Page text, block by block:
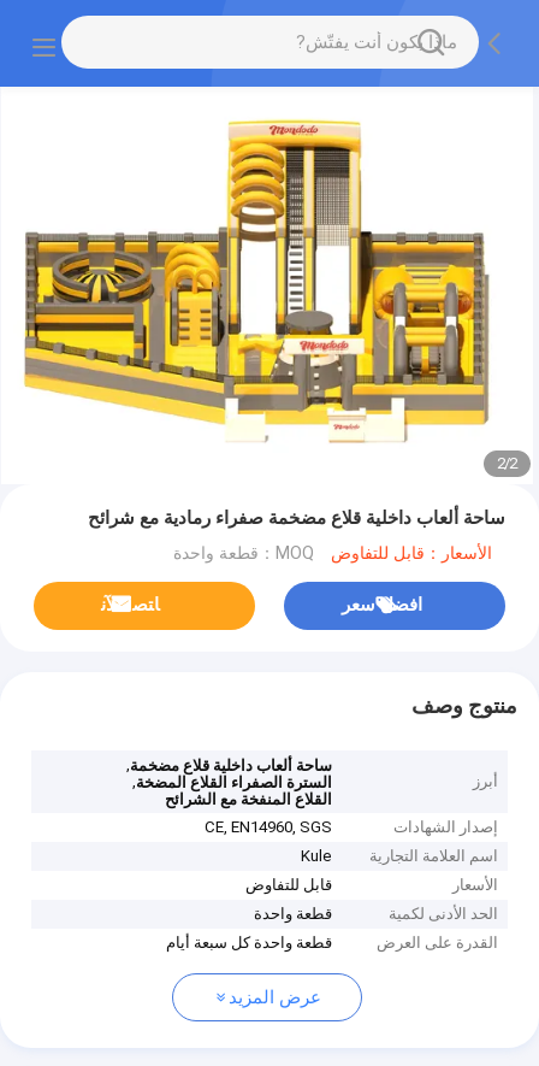
2
/
2
ساحة ألعاب داخلية قلاع مضخمة صفراء رمادية مع شرائح
الأسعار：قابل للتفاوض MOQ：قطعة واحدة
افضل سعر ﺎﺘﺼﻟ ﺍﻶﻧ
منتوج وصف
أبرز
ساحة ألعاب داخلية قلاع مضخمة,
السترة الصفراء القلاع المضخة,
القلاع المنفخة مع الشرائح
إصدار الشهادات
CE, EN14960, SGS
اسم العلامة التجارية
Kule
الأسعار
قابل للتفاوض
الحد الأدنى لكمية
قطعة واحدة
القدرة على العرض
قطعة واحدة كل سبعة أيام
عرض المزيد